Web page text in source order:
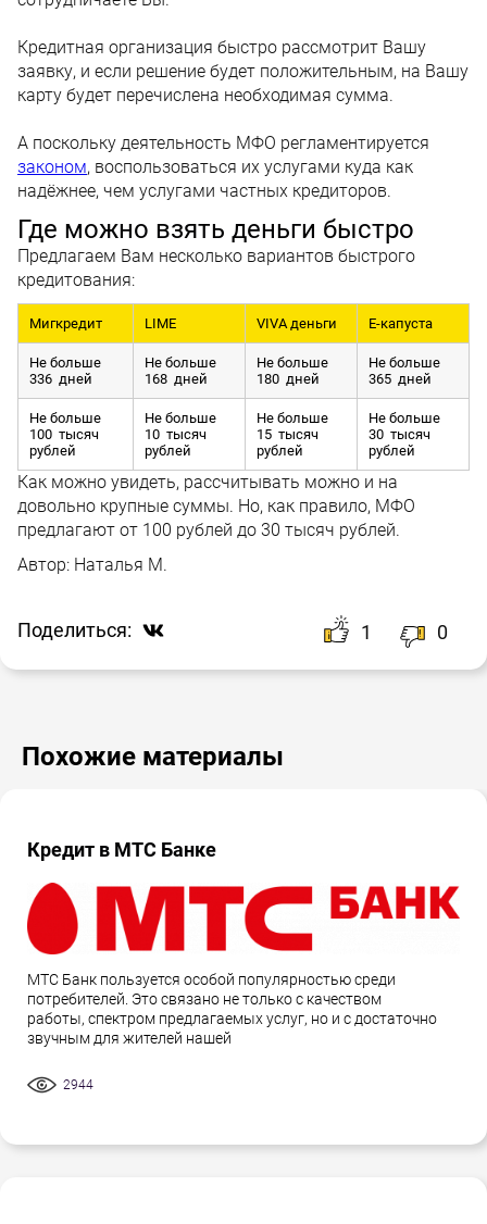
Кредитная организация быстро рассмотрит Вашу
заявку, и если решение будет положительным, на Вашу
карту будет перечислена необходимая сумма.
А поскольку деятельность МФО регламентируется
законом, воспользоваться их услугами куда как
надёжнее, чем услугами частных кредиторов.
Где можно взять деньги быстро
Предлагаем Вам несколько вариантов быстрого
кредитования:
Мигкредит LIME VIVA деньги Е-капуста
Не больше
336 дней
Не больше
168 дней
Не больше
180 дней
Не больше
365 дней
Не больше
100 тысяч
рублей
Не больше
10 тысяч
рублей
Не больше
15 тысяч
рублей
Не больше
30 тысяч
рублей
Как можно увидеть, рассчитывать можно и на
довольно крупные суммы. Но, как правило, МФО
предлагают от 100 рублей до 30 тысяч рублей.
Автор: Наталья М.
Поделиться: 1 0
Похожие материалы
Кредит в МТС Банке
МТС Банк пользуется особой популярностью среди
потребителей. Это связано не только с качеством
работы, спектром предлагаемых услуг, но и с достаточно
звучным для жителей нашей
2944